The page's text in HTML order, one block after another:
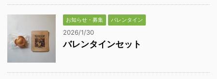
お知らせ・募集 バレンタイン
2026/1/30
バレンタインセット